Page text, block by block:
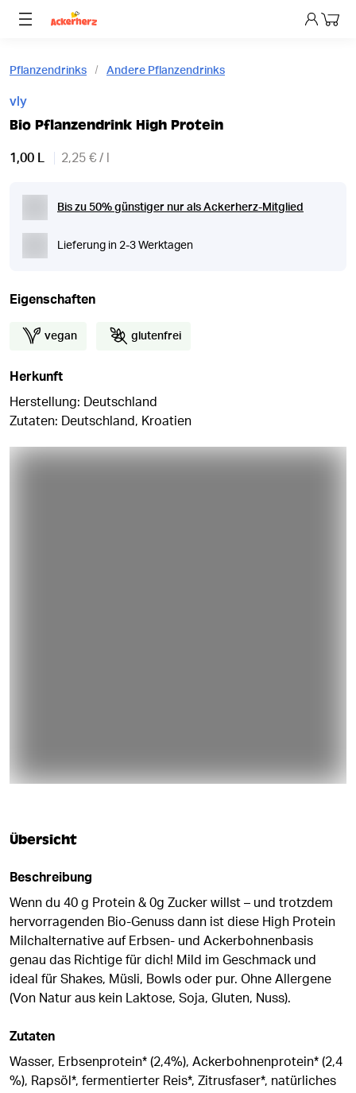
Dein
Pflanzendrinks Andere Pflanzendrinks
vly
Bio Pflanzendrink High Protein
1,00 L 2,25 € / l
Bis zu 50% günstiger nur als Ackerherz-Mitglied
Lieferung in 2-3 Werktagen
Eigenschaften
vegan glutenfrei
Herkunft
Herstellung: Deutschland
Zutaten: Deutschland, Kroatien
Übersicht
Beschreibung
Wenn du 40 g Protein & 0g Zucker willst – und trotzdem
hervorragenden Bio-Genuss dann ist diese High Protein
Milchalternative auf Erbsen- und Ackerbohnenbasis
genau das Richtige für dich! Mild im Geschmack und
ideal für Shakes, Müsli, Bowls oder pur. Ohne Allergene
(Von Natur aus kein Laktose, Soja, Gluten, Nuss).
Zutaten
Wasser, Erbsenprotein* (2,4%), Ackerbohnenprotein* (2,4
%), Rapsöl*, fermentierter Reis*, Zitrusfaser*, natürliches